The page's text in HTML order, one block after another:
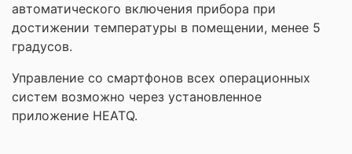
автоматического включения прибора при
достижении температуры в помещении, менее 5
градусов.
Управление со смартфонов всех операционных
систем возможно через установленное
приложение HEATQ.